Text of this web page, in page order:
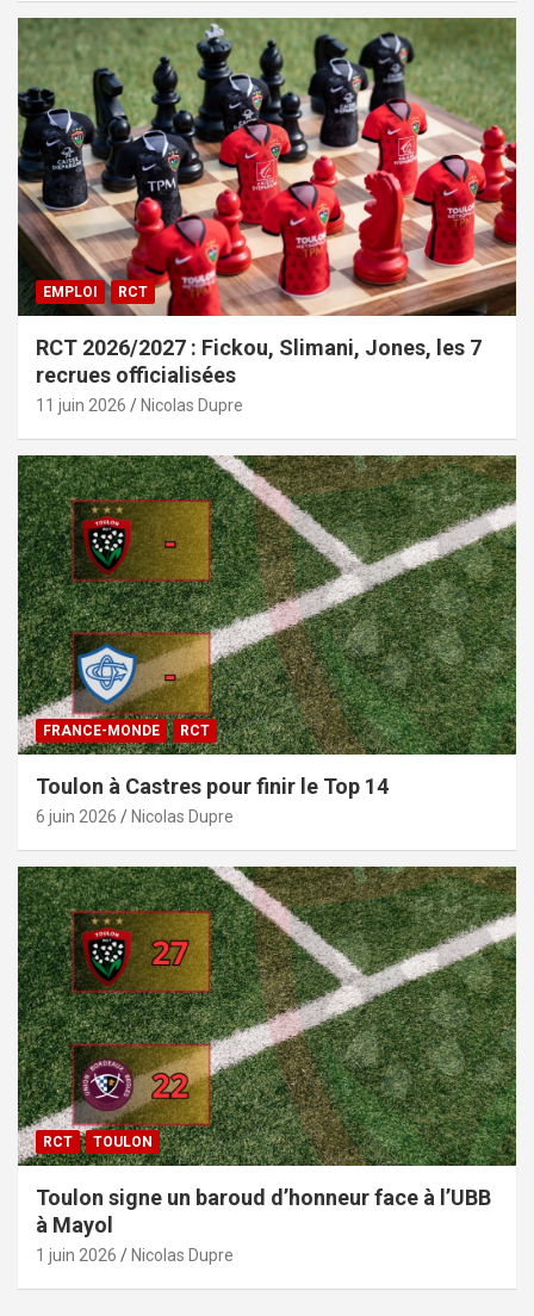
EMPLOI RCT
RCT 2026/2027 : Fickou, Slimani, Jones, les 7
recrues officialisées
11 juin 2026 Nicolas Dupre
FRANCE-MONDE RCT
Toulon à Castres pour finir le Top 14
6 juin 2026 Nicolas Dupre
RCT TOULON
Toulon signe un baroud d’honneur face à l’UBB
à Mayol
1 juin 2026 Nicolas Dupre